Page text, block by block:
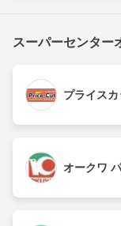
スーパーセンター
プライス
オークワ